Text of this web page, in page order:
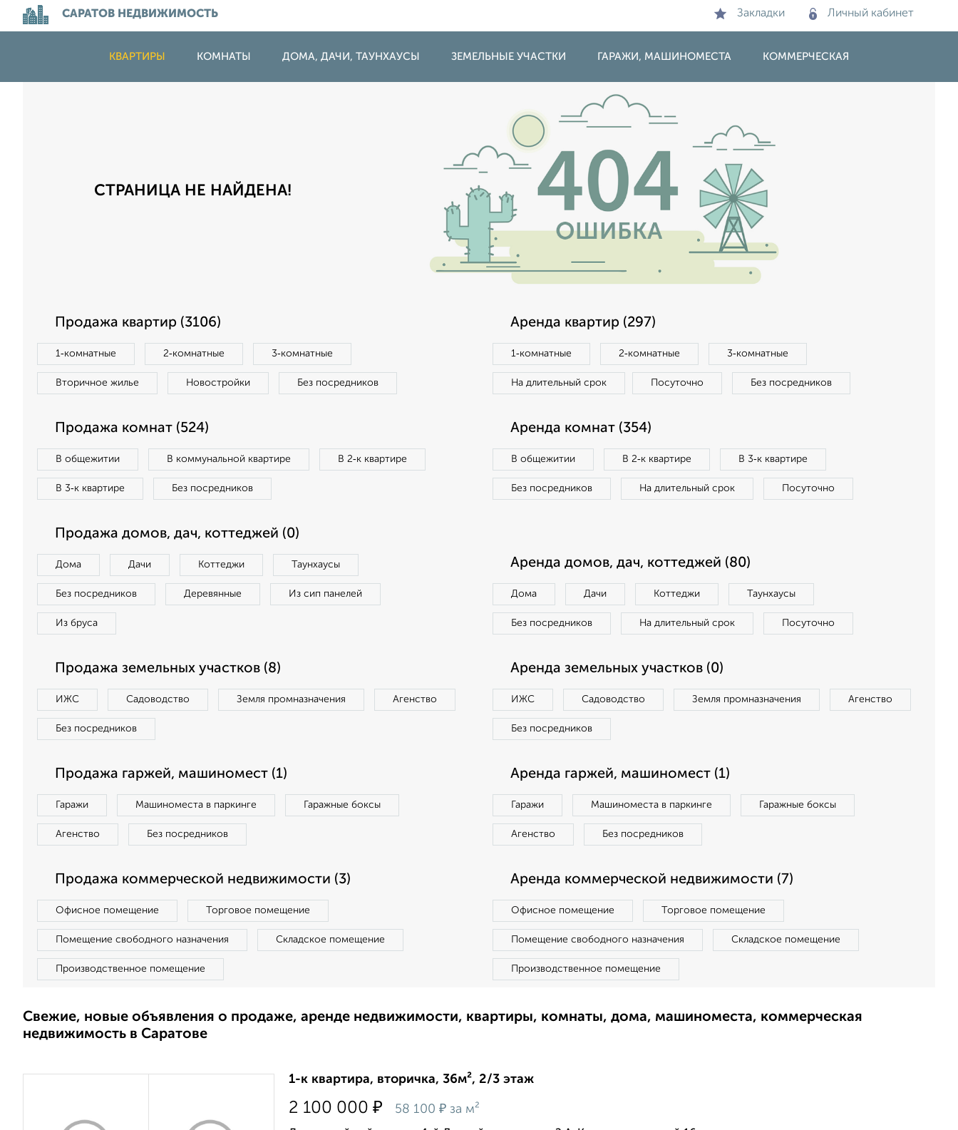
САРАТОВ НЕДВИЖИМОСТЬ Закладки Личный кабинет
КВАРТИРЫ КОМНАТЫ ДОМА, ДАЧИ, ТАУНХАУСЫ ЗЕМЕЛЬНЫЕ УЧАСТКИ ГАРАЖИ, МАШИНОМЕСТА КОММЕРЧЕСКАЯ
СТРАНИЦА НЕ НАЙДЕНА!
Продажа квартир (3106)
1‑комнатные 2‑комнатные 3‑комнатные
Вторичное жилье Новостройки Без посредников
Аренда квартир (297)
1‑комнатные 2‑комнатные 3‑комнатные
На длительный срок Посуточно Без посредников
Продажа комнат (524)
В общежитии В коммунальной квартире В 2‑к квартире
В 3‑к квартире Без посредников
Аренда комнат (354)
В общежитии В 2‑к квартире В 3‑к квартире
Без посредников На длительный срок Посуточно
Продажа домов, дач, коттеджей (0)
Дома Дачи Коттеджи Таунхаусы
Без посредников Деревянные Из сип панелей
Из бруса
Аренда домов, дач, коттеджей (80)
Дома Дачи Коттеджи Таунхаусы
Без посредников На длительный срок Посуточно
Продажа земельных участков (8)
ИЖС Садоводство Земля промназначения Агенство
Без посредников
Аренда земельных участков (0)
ИЖС Садоводство Земля промназначения Агенство
Без посредников
Продажа гаржей, машиномест (1)
Гаражи Машиноместа в паркинге Гаражные боксы
Агенство Без посредников
Аренда гаржей, машиномест (1)
Гаражи Машиноместа в паркинге Гаражные боксы
Агенство Без посредников
Продажа коммерческой недвижимости (3)
Офисное помещение Торговое помещение
Помещение свободного назначения Складское помещение
Производственное помещение
Аренда коммерческой недвижимости (7)
Офисное помещение Торговое помещение
Помещение свободного назначения Складское помещение
Производственное помещение
Свежие, новые объявления о продаже, аренде недвижимости, квартиры, комнаты, дома, машиноместа, коммерческая
недвижимость в Саратове
1-к квартира, вторичка, 36м², 2/3 этаж
2 100 000 ₽ 58 100 ₽ за м²